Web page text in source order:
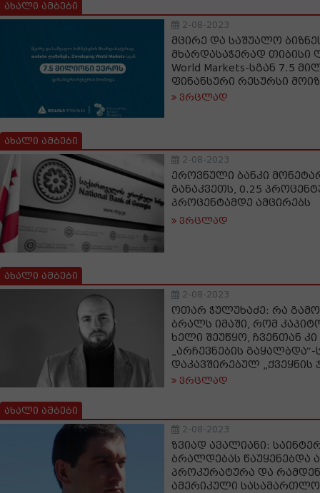
ახალი ამბები
2-08-2023
მცირე და საშუალო
მხარდასაჭერად თიბისი
World Markets-სგან 7.5
ფინანსური რესურსი
ვრცლად
ახალი ამბები
2-08-2023
ეროვნული ბანკი
განაკვეთს, 0.25
პროცენტამდე ამცირებს
ვრცლად
ახალი ამბები
2-08-2023
ოთარ ჭულუხაძე: რა
ბრალს იმაში, რომ
ხელი შეუწყო, ჩვენთან
„არჩევნების
დაკავშირებულ „ქვეყნის
ვრცლად
ახალი ამბები
2-08-2023
ზვიად ავალიანი:
ბრალდებას წაუყენებდა
პროკურატურა და
ამერიკული სასამართლო